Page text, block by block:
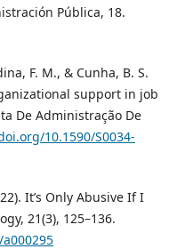
Pública, 18.
F. M., & Cunha, B. S.
support in job
De Administração De
10.1590/S0034-
It’s Only Abusive If I
21(3), 125–136.